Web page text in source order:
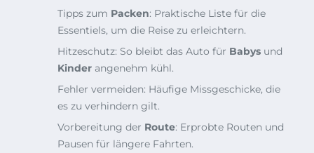
Tipps zum Packen: Praktische Liste für die
Essentiels, um die Reise zu erleichtern.
Hitzeschutz: So bleibt das Auto für Babys und
Kinder angenehm kühl.
Fehler vermeiden: Häufige Missgeschicke, die
es zu verhindern gilt.
Vorbereitung der Route: Erprobte Routen und
Pausen für längere Fahrten.